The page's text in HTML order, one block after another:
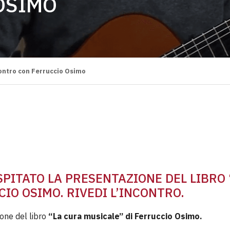
con Ferruccio Osimo
LA PRESENTAZIONE DEL LIBRO
OSIMO. RIVEDI L’INCONTRO.
del libro “La cura musicale” di Ferruccio Osimo.